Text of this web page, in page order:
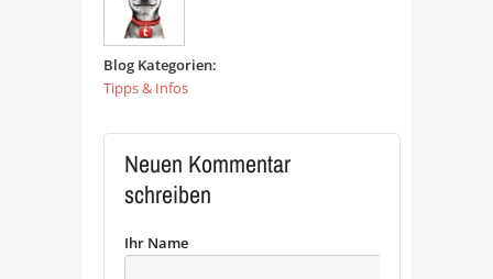
Blog Kategorien:
Tipps & Infos
Neuen Kommentar
schreiben
Ihr Name